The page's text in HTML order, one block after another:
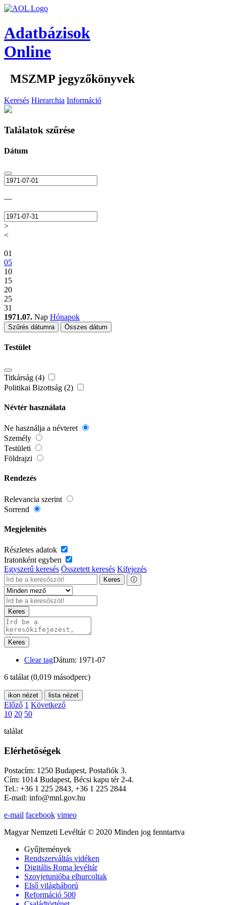
Adatbázisok
Online
MSZMP jegyzőkönyvek
Keresés Hierarchia Információ
Találatok szűrése
Dátum
—
>
<
01
05
10
15
20
25
31
1971.07. Nap Hónapok
Szűrés dátumra Összes dátum
Testület
Titkárság (4)
Politikai Bizottság (2)
Névtér használata
Ne használja a névteret
Személy
Testületi
Földrajzi
Rendezés
Relevancia szerint
Sorrend
Megjelenítés
Részletes adatok
Iratonként egyben
Egyszerű keresés Összetett keresés Kifejezés
Keres ⓘ
Keres
Keres
Clear tagDátum: 1971-07
6 találat (0,019 másodperc)
ikon nézet lista nézet
Előző 1 Következő
10 20 50
találat
Elérhetőségek
Postacím: 1250 Budapest, Postafiók 3.
Cím: 1014 Budapest, Bécsi kapu tér 2-4.
Tel.: +36 1 225 2843, +36 1 225 2844
E-mail: info@mnl.gov.hu
e-mail facebook vimeo
Magyar Nemzeti Levéltár © 2020 Minden jog fenntartva
Gyűjtemények
Rendszerváltás vidéken
Digitális Roma levéltár
Szovjetunióba elhurcoltak
Első világháború
Reformáció 500